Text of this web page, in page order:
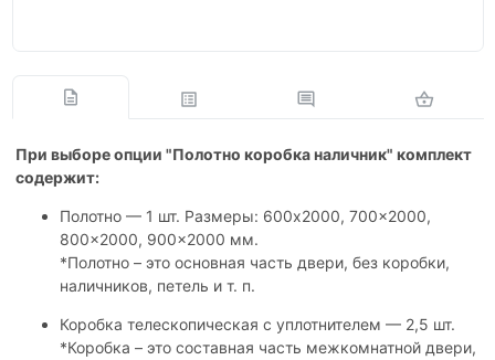
При выборе опции "Полотно коробка наличник" комплект
содержит:
Полотно — 1 шт. Размеры: 600x2000, 700x2000,
800x2000, 900x2000 мм.
*Полотно – это основная часть двери, без коробки,
наличников, петель и т. п.
Коробка телескопическая с уплотнителем — 2,5 шт.
*Коробка – это составная часть межкомнатной двери,